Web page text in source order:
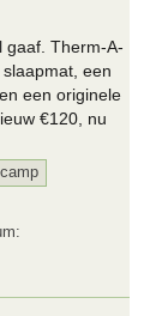
gaaf. Therm-A-
een
een originele
€120, nu